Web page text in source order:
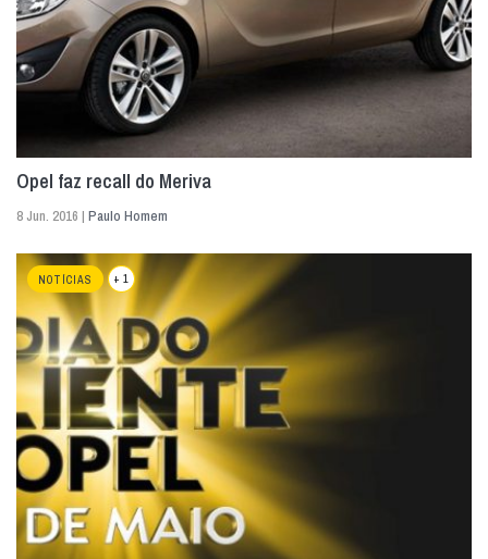
Opel faz recall do Meriva
8 Jun. 2016 | Paulo Homem
NOTÍCIAS + 1